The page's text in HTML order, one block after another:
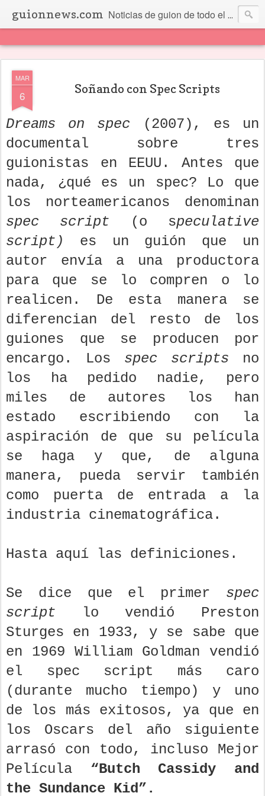
guionnews.com Noticias de guion de todo el mundo... Y más.
MAR
6 Soñando con Spec Scripts
Dreams on spec (2007), es un
documental sobre tres
guionistas en EEUU. Antes que
nada, ¿qué es un spec? Lo que
los norteamericanos denominan
spec script (o speculative
script)
es un guión que un
autor envía a una productora
para que se lo compren o lo
realicen. De esta manera se
diferencian del resto de los
guiones que se producen por
encargo. Los spec scripts no
los ha pedido nadie, pero
miles de autores los han
estado escribiendo con la
aspiración de que su película
se haga y que, de alguna
manera, pueda servir también
como puerta de entrada a la
industria cinematográfica.
Hasta aquí las definiciones.
Se dice que el primer spec
script lo vendió Preston
Sturges en 1933, y se sabe que
en 1969 William Goldman vendió
el spec script más caro
(durante mucho tiempo) y uno
de los más exitosos, ya que en
los Oscars del año siguiente
arrasó con todo, incluso Mejor
Película “Butch Cassidy and
the Sundance Kid”.